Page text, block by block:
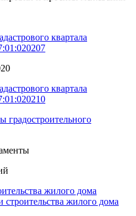
квартала
квартала
градостроительного
жилого дома
жилого дома